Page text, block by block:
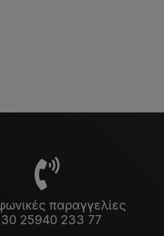
παραγγελίες
25940 233 77